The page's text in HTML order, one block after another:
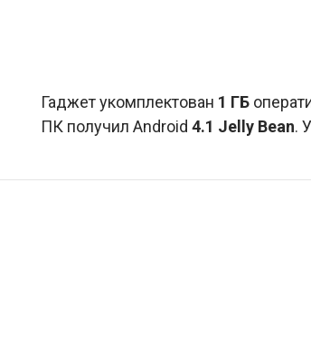
Гаджет укомплектован 1 ГБ
ПК получил Android 4.1 Jelly Bean.